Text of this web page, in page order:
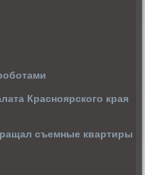
Красноярского края
съемные квартиры